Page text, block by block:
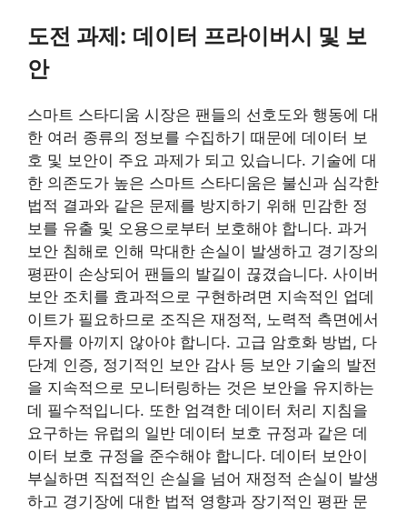
도전 과제: 데이터 프라이버시 및 보
안
스마트 스타디움 시장은 팬들의 선호도와 행동에 대
한 여러 종류의 정보를 수집하기 때문에 데이터 보
호 및 보안이 주요 과제가 되고 있습니다. 기술에 대
한 의존도가 높은 스마트 스타디움은 불신과 심각한
법적 결과와 같은 문제를 방지하기 위해 민감한 정
보를 유출 및 오용으로부터 보호해야 합니다. 과거
보안 침해로 인해 막대한 손실이 발생하고 경기장의
평판이 손상되어 팬들의 발길이 끊겼습니다. 사이버
보안 조치를 효과적으로 구현하려면 지속적인 업데
이트가 필요하므로 조직은 재정적, 노력적 측면에서
투자를 아끼지 않아야 합니다. 고급 암호화 방법, 다
단계 인증, 정기적인 보안 감사 등 보안 기술의 발전
을 지속적으로 모니터링하는 것은 보안을 유지하는
데 필수적입니다. 또한 엄격한 데이터 처리 지침을
요구하는 유럽의 일반 데이터 보호 규정과 같은 데
이터 보호 규정을 준수해야 합니다. 데이터 보안이
부실하면 직접적인 손실을 넘어 재정적 손실이 발생
하고 경기장에 대한 법적 영향과 장기적인 평판 문